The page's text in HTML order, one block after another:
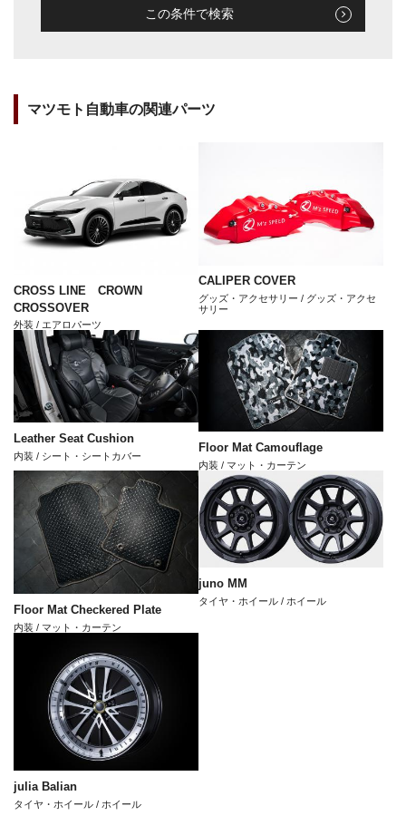
この条件で検索
マツモト自動車の関連パーツ
CROSS LINE CROWN
CROSSOVER
外装 / エアロパーツ
CALIPER COVER
グッズ・アクセサリー / グッズ・アクセ
サリー
Leather Seat Cushion
内装 / シート・シートカバー
Floor Mat Camouflage
内装 / マット・カーテン
Floor Mat Checkered Plate
内装 / マット・カーテン
juno MM
タイヤ・ホイール / ホイール
julia Balian
タイヤ・ホイール / ホイール